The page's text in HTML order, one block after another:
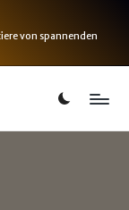
von spannenden